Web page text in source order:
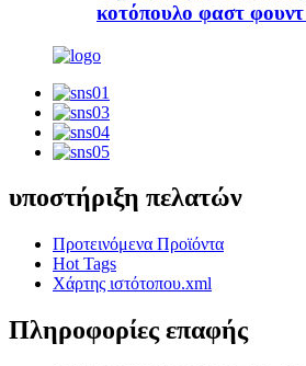
κοτόπουλο φαστ
υποστήριξη πελατών
Προτεινόμενα Προϊόντα
Hot Tags
Χάρτης ιστότοπου.xml
Πληροφορίες επαφής